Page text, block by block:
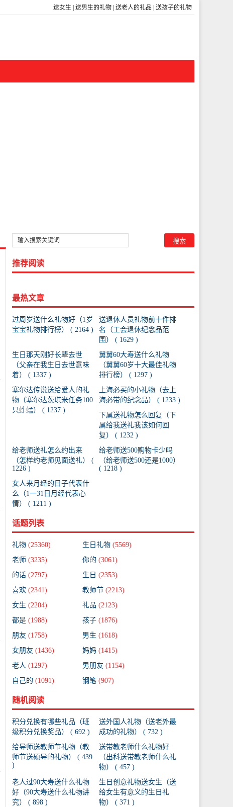
送女生 送男生的礼物 送老人的礼品 送孩子的礼物
推荐阅读
最热文章
过周岁送什么礼物好（1岁
宝宝礼物排行榜） ( 2164 )
送退休人员礼物前十件排
名（工会退休纪念品范
围） ( 1629 )
生日那天刚好长辈去世
（父亲在我生日去世意味
着） ( 1337 )
舅舅60大寿送什么礼物
（舅舅60岁十大最佳礼物
排行榜） ( 1297 )
塞尔达传说送给爱人的礼
物（塞尔达茨琪米任务100
只蚱蜢） ( 1237 )
上海必买的小礼物（去上
海必带的纪念品） ( 1233 )
下属送礼物怎么回复（下
属给我送礼我该如何回
复） ( 1232 )
给老师送礼怎么约出来
（怎样约老师见面送礼） (
1226 )
给老师送500购物卡少吗
（给老师送500还是1000）
( 1218 )
女人来月经的日子代表什
么（1一31日月经代表心
情） ( 1211 )
话题列表
礼物 (25360) 生日礼物 (5569)
老师 (3235) 你的 (3061)
的话 (2797) 生日 (2353)
喜欢 (2341) 教师节 (2213)
女生 (2204) 礼品 (2123)
都是 (1988) 孩子 (1876)
朋友 (1758) 男生 (1618)
女朋友 (1436) 妈妈 (1415)
老人 (1297) 男朋友 (1154)
自己的 (1091) 钢笔 (907)
随机阅读
积分兑换有哪些礼品（班
级积分兑换奖品） ( 692 )
送外国人礼物（送老外最
成功的礼物） ( 732 )
给导师送教师节礼物（教
师节送硕导的礼物） ( 439
)
送带教老师什么礼物好
（出科送带教老师什么礼
物） ( 457 )
老人过90大寿送什么礼物
好（90大寿送什么礼物讲
究） ( 898 )
生日创意礼物送女生（送
给女生有意义的生日礼
物） ( 371 )